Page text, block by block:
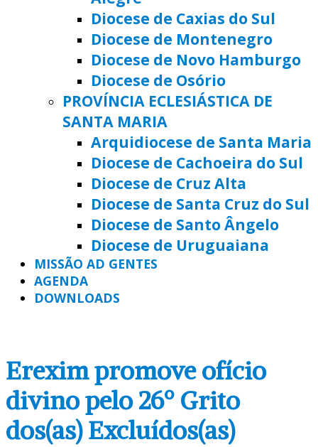
Diocese de Caxias do Sul
Diocese de Montenegro
Diocese de Novo Hamburgo
Diocese de Osório
PROVÍNCIA ECLESIÁSTICA DE
SANTA MARIA
Arquidiocese de Santa Maria
Diocese de Cachoeira do Sul
Diocese de Cruz Alta
Diocese de Santa Cruz do Sul
Diocese de Santo Ângelo
Diocese de Uruguaiana
MISSÃO AD GENTES
AGENDA
DOWNLOADS
Erexim promove ofício
divino pelo 26º Grito
dos(as) Excluídos(as)